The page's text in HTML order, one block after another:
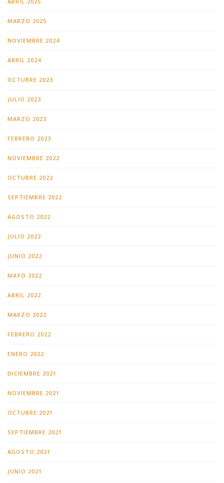
MARZO 2025
NOVIEMBRE 2024
ABRIL 2024
OCTUBRE 2023
JULIO 2023
MARZO 2023
FEBRERO 2023
NOVIEMBRE 2022
OCTUBRE 2022
SEPTIEMBRE 2022
AGOSTO 2022
JULIO 2022
JUNIO 2022
MAYO 2022
ABRIL 2022
MARZO 2022
FEBRERO 2022
ENERO 2022
DICIEMBRE 2021
NOVIEMBRE 2021
OCTUBRE 2021
SEPTIEMBRE 2021
AGOSTO 2021
JUNIO 2021